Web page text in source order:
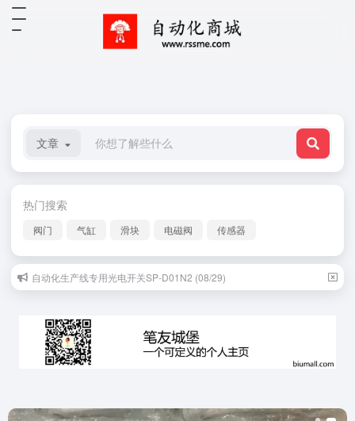
文章
热门搜索
阀门 气缸 滑块 电磁阀 传感器
自动化生产线专用光电开关SP-D01N2 (08/29)